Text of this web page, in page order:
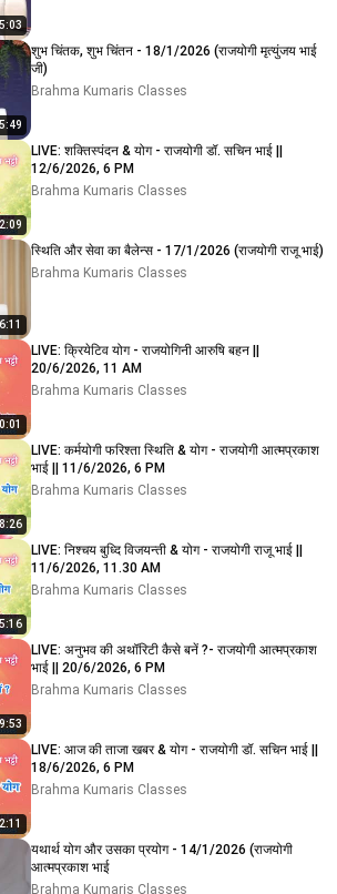
शुभ चिंतक, शुभ चिंतन - 18/1/2026 (राजयोगी मृत्युंजय भाई
जी)
Brahma Kumaris Classes
LIVE: शक्तिस्पंदन & योग - राजयोगी डॉ. सचिन भाई ||
12/6/2026, 6 PM
Brahma Kumaris Classes
स्थिति और सेवा का बैलेन्स - 17/1/2026 (राजयोगी राजू भाई)
Brahma Kumaris Classes
LIVE: क्रियेटिव योग - राजयोगिनी आरुषि बहन ||
20/6/2026, 11 AM
Brahma Kumaris Classes
LIVE: कर्मयोगी फरिश्ता स्थिति & योग - राजयोगी आत्मप्रकाश
भाई || 11/6/2026, 6 PM
Brahma Kumaris Classes
LIVE: निश्चय बुध्दि विजयन्ती & योग - राजयोगी राजू भाई ||
11/6/2026, 11.30 AM
Brahma Kumaris Classes
LIVE: अनुभव की अथॉरिटी कैसे बनें ?- राजयोगी आत्मप्रकाश
भाई || 20/6/2026, 6 PM
Brahma Kumaris Classes
LIVE: आज की ताजा खबर & योग - राजयोगी डॉ. सचिन भाई ||
18/6/2026, 6 PM
Brahma Kumaris Classes
यथार्थ योग और उसका प्रयोग - 14/1/2026 (राजयोगी
आत्मप्रकाश भाई
Brahma Kumaris Classes